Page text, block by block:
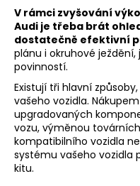
V rámci zvyšování
Audi je třeba brát
dostatečně efektivní
plánu i okruhové
povinností.
Existují tři hlavní
vašeho vozidla.
upgradovaných
vozu, výměnou
kompatibilního vozidla
systému vašeho
kitu.
p
o
t
ř
e
b
u
j
e
t